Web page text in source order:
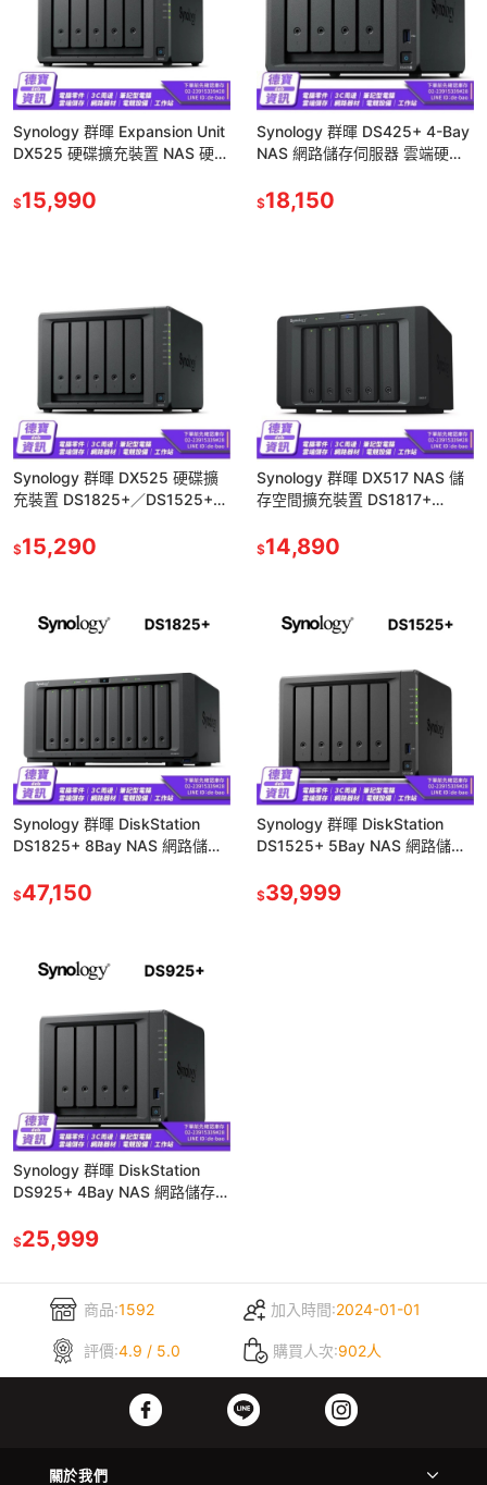
Synology 群暉 Expansion Unit
DX525 硬碟擴充裝置 NAS 硬碟
$15,990
Synology 群暉 DS425+ 4-Bay
NAS 網路儲存伺服器 雲端硬碟
$18,150
Synology 群暉 DX525 硬碟擴
充裝置 DS1825+／DS1525+／
$15,290
Synology 群暉 DX517 NAS 儲
存空間擴充裝置 DS1817+
送】
$14,890
Synology 群暉 DiskStation
DS1825+ 8Bay NAS 網路儲存
$47,150
Synology 群暉 DiskStation
DS1525+ 5Bay NAS 網路儲存
$39,999
Synology 群暉 DiskStation
DS925+ 4Bay NAS 網路儲存伺
$25,999
商品:1592 加入時間:2024-01-01
評價:4.9 / 5.0 購買人次:902人
關於我們